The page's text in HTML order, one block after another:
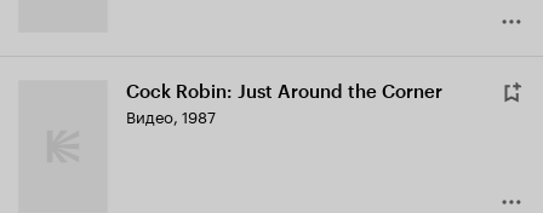
Cock Robin: Just Around the Corner
Видео, 1987